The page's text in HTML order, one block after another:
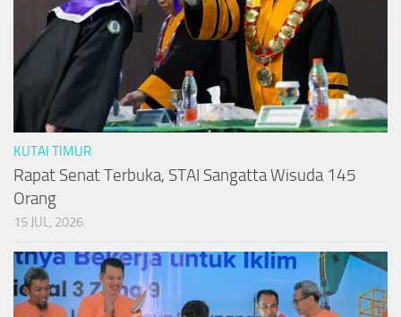
KUTAI TIMUR
Rapat Senat Terbuka, STAI Sangatta Wisuda 145
Orang
15 JUL, 2026